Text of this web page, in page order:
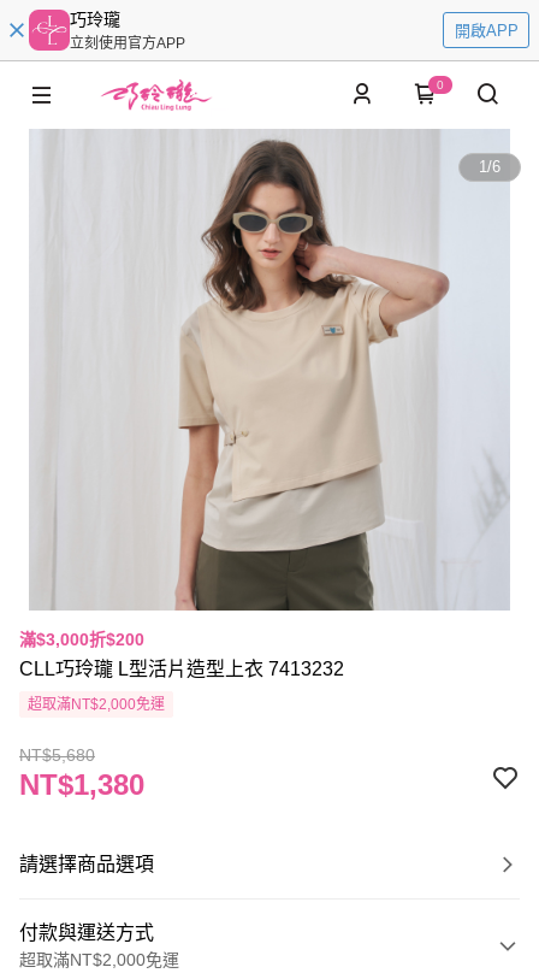
巧玲瓏
立刻使用官方APP
開啟APP
0
1/6
滿$3,000折$200
CLL巧玲瓏 L型活片造型上衣 7413232
超取滿NT$2,000免運
NT$5,680
NT$1,380
請選擇商品選項
付款與運送方式
超取滿NT$2,000免運